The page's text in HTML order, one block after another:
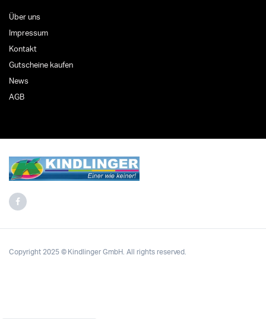
Über uns
Impressum
Kontakt
Gutscheine kaufen
News
AGB
Copyright 2025 © Kindlinger GmbH. All rights reserved.